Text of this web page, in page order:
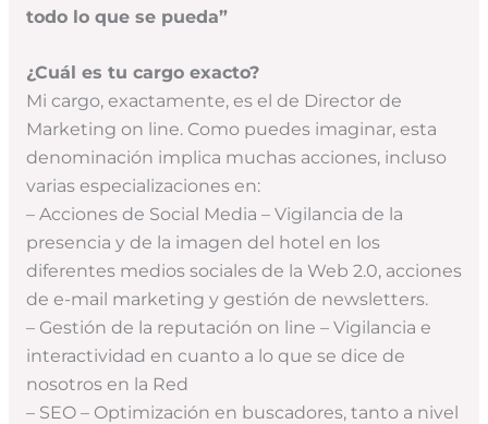
todo lo que se pueda”
¿Cuál es tu cargo exacto?
Mi cargo, exactamente, es el de Director de
Marketing on line. Como puedes imaginar, esta
denominación implica muchas acciones, incluso
varias especializaciones en:
– Acciones de Social Media – Vigilancia de la
presencia y de la imagen del hotel en los
diferentes medios sociales de la Web 2.0, acciones
de e-mail marketing y gestión de newsletters.
– Gestión de la reputación on line – Vigilancia e
interactividad en cuanto a lo que se dice de
nosotros en la Red
– SEO – Optimización en buscadores, tanto a nivel